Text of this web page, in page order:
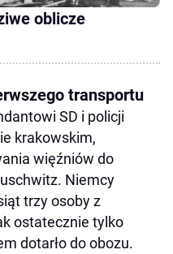
oblicze
transportu
SD i policji
krakowskim,
więźniów do
Niemcy
trzy osoby z
ostatecznie tylko
dotarło do obozu.